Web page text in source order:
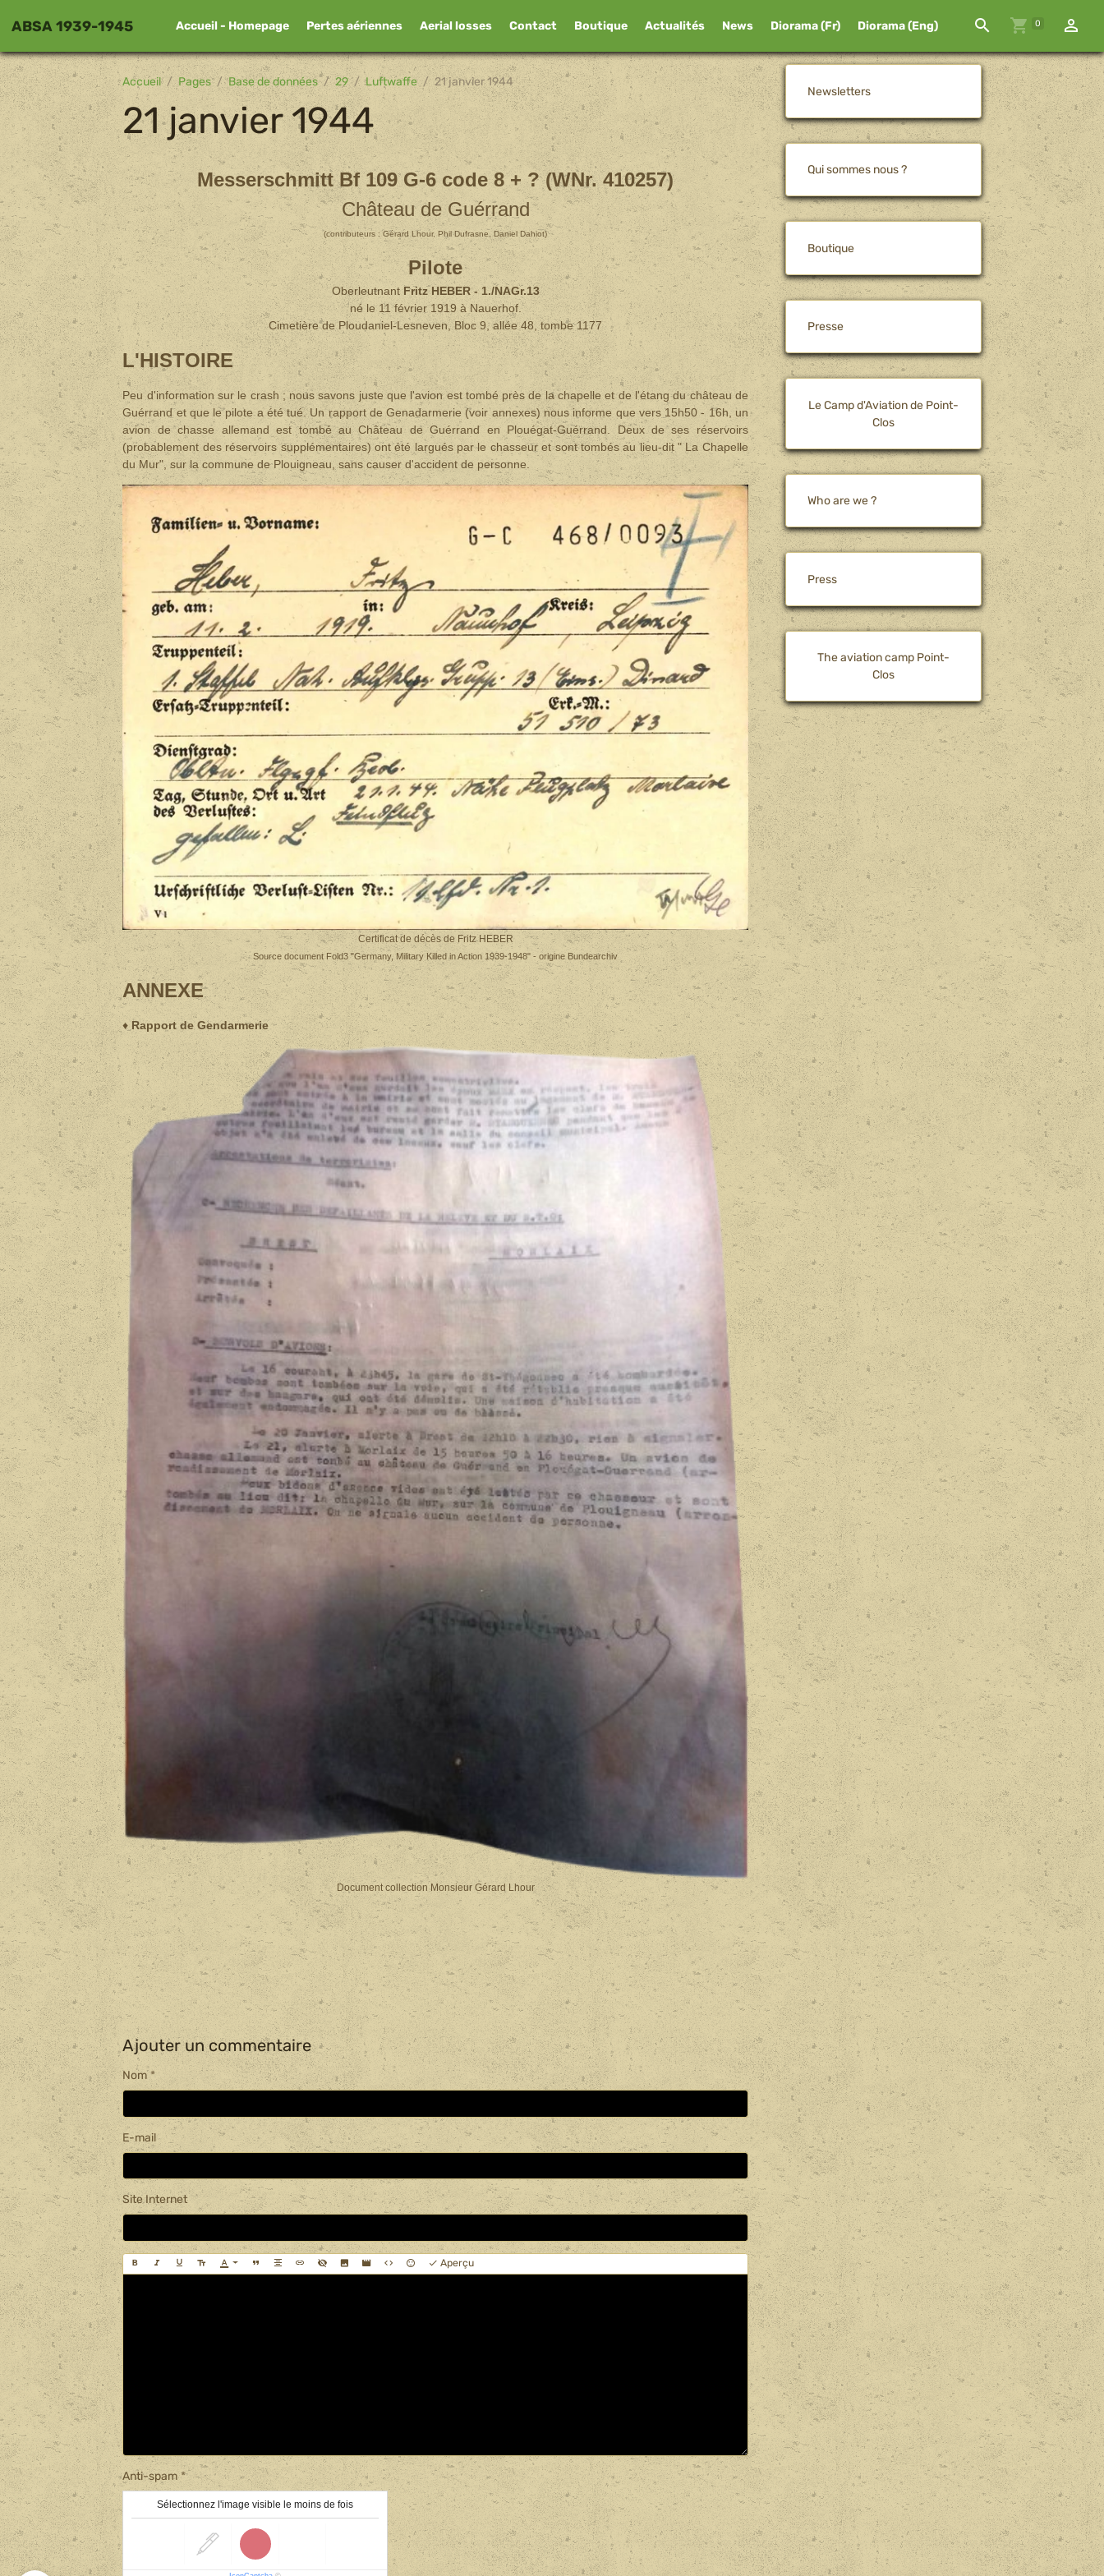
ABSA 1939-1945 Accueil - Homepage Pertes aériennes Aerial losses Contact Boutique Actualités News Diorama (Fr) Diorama (Eng) 0
Accueil Pages Base de données 29 Luftwaffe 21 janvier 1944
21 janvier 1944
Messerschmitt Bf 109 G-6 code 8 + ? (WNr. 410257)
Château de Guérrand
(contributeurs : Gérard Lhour, Phil Dufrasne, Daniel Dahiot)
Pilote
Oberleutnant Fritz HEBER - 1./NAGr.13
né le 11 février 1919 à Nauerhof.
Cimetière de Ploudaniel-Lesneven, Bloc 9, allée 48, tombe 1177
L'HISTOIRE
Peu d'information sur le crash ; nous savons juste que l'avion est tombé près de la chapelle et de l'étang du château de
Guérrand et que le pilote a été tué. Un rapport de Genadarmerie (voir annexes) nous informe que vers 15h50 - 16h, un
avion de chasse allemand est tombé au Château de Guérrand en Plouégat-Guérrand. Deux de ses réservoirs
(probablement des réservoirs supplémentaires) ont été largués par le chasseur et sont tombés au lieu-dit " La Chapelle
du Mur", sur la commune de Plouigneau, sans causer d'accident de personne.
Certificat de décès de Fritz HEBER
Source document Fold3 "Germany, Military Killed in Action 1939-1948" - origine Bundearchiv
ANNEXE
♦ Rapport de Gendarmerie
Document collection Monsieur Gérard Lhour
Ajouter un commentaire
Nom
E-mail
Site Internet
Aperçu
Anti-spam
Sélectionnez l'image visible le moins de fois
Newsletters
Qui sommes nous ?
Boutique
Presse
Le Camp d'Aviation de Point-
Clos
Who are we ?
Press
The aviation camp Point-
Clos